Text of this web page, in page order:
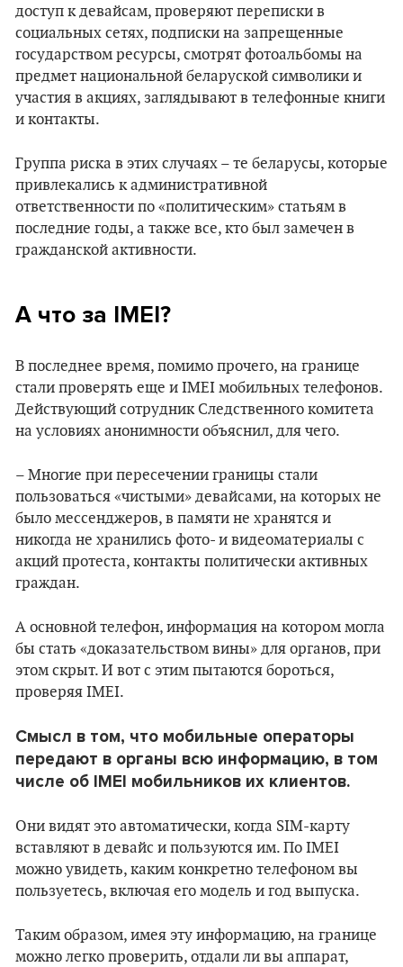
доступ к девайсам, проверяют переписки в
социальных сетях, подписки на запрещенные
государством ресурсы, смотрят фотоальбомы на
предмет национальной беларуской символики и
участия в акциях, заглядывают в телефонные книги
и контакты.
Группа риска в этих случаях – те беларусы, которые
привлекались к административной
ответственности по «политическим» статьям в
последние годы, а также все, кто был замечен в
гражданской активности.
А что за ІМЕІ?
В последнее время, помимо прочего, на границе
стали проверять еще и ІМЕІ мобильных телефонов.
Действующий сотрудник Следственного комитета
на условиях анонимности объяснил, для чего.
– Многие при пересечении границы стали
пользоваться «чистыми» девайсами, на которых не
было мессенджеров, в памяти не хранятся и
никогда не хранились фото- и видеоматериалы с
акций протеста, контакты политически активных
граждан.
А основной телефон, информация на котором могла
бы стать «доказательством вины» для органов, при
этом скрыт. И вот с этим пытаются бороться,
проверяя ІМЕІ.
Смысл в том, что мобильные операторы
передают в органы всю информацию, в том
числе об ІМЕІ мобильников их клиентов.
Они видят это автоматически, когда SIM-карту
вставляют в девайс и пользуются им. По ІМЕІ
можно увидеть, каким конкретно телефоном вы
пользуетесь, включая его модель и год выпуска.
Таким образом, имея эту информацию, на границе
можно легко проверить, отдали ли вы аппарат,